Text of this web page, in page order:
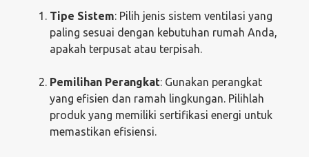
Tipe Sistem: Pilih jenis sistem ventilasi yang
paling sesuai dengan kebutuhan rumah Anda,
apakah terpusat atau terpisah.
Pemilihan Perangkat: Gunakan perangkat
yang efisien dan ramah lingkungan. Pilihlah
produk yang memiliki sertifikasi energi untuk
memastikan efisiensi.